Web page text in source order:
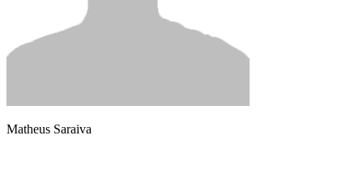
Matheus Saraiva